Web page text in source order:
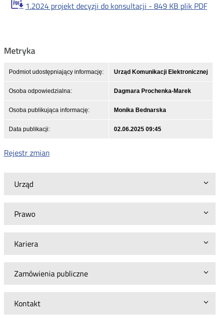
Urząd
Prawo
Kariera
Zamówienia publiczne
Kontakt
1.2024 projekt decyzji do konsultacji - 849 KB plik PDF
Metryka
Podmiot udostępniający informację: Urząd Komunikacji Elektronicznej
Osoba odpowiedzialna: Dagmara Prochenka-Marek
Osoba publikująca informację: Monika Bednarska
Data publikacji: 02.06.2025 09:45
Rejestr zmian